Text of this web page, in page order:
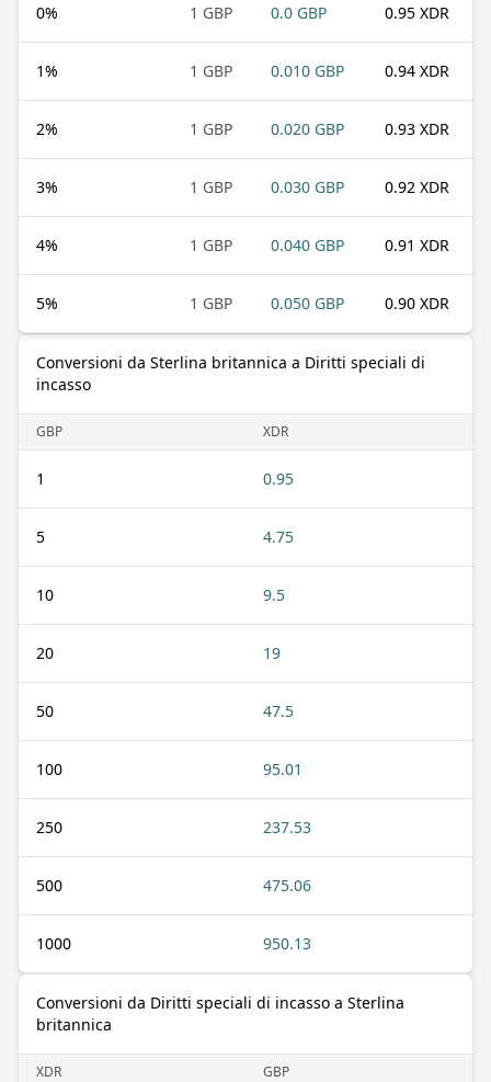
0% 1 GBP 0.0 GBP 0.95 XDR
1% 1 GBP 0.010 GBP 0.94 XDR
2% 1 GBP 0.020 GBP 0.93 XDR
3% 1 GBP 0.030 GBP 0.92 XDR
4% 1 GBP 0.040 GBP 0.91 XDR
5% 1 GBP 0.050 GBP 0.90 XDR
Conversioni da Sterlina britannica a Diritti speciali di
incasso
GBP XDR
1 0.95
5 4.75
10 9.5
20 19
50 47.5
100 95.01
250 237.53
500 475.06
1000 950.13
Conversioni da Diritti speciali di incasso a Sterlina
britannica
XDR GBP